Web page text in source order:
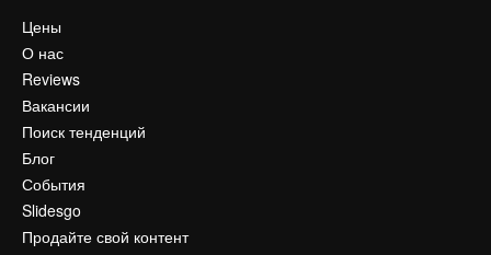
Цены
О нас
Reviews
Вакансии
Поиск тенденций
Блог
События
Slidesgo
Продайте свой контент